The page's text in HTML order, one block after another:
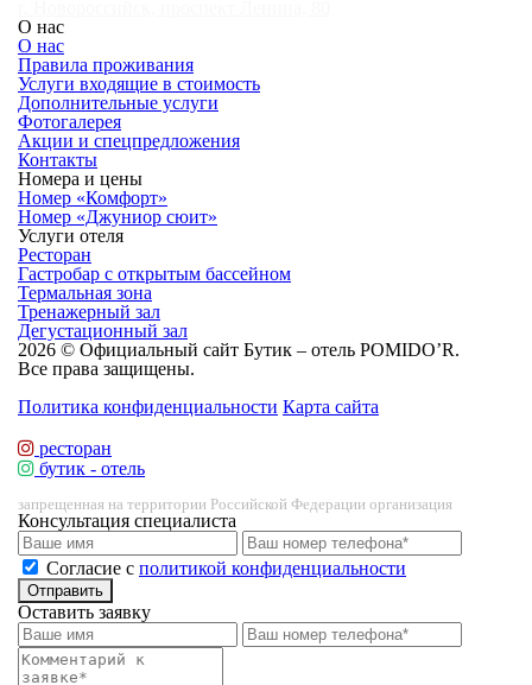
О нас
О нас
Правила проживания
Услуги входящие в стоимость
Дополнительные услуги
Фотогалерея
Акции и спецпредложения
Контакты
Номера и цены
Номер «Комфорт»
Номер «Джуниор сюит»
Услуги отеля
Ресторан
Гастробар с открытым бассейном
Термальная зона
Тренажерный зал
Дегустационный зал
2026 © Официальный сайт Бутик – отель POMIDO’R.
Все права защищены.
Политика конфиденциальности Карта сайта
ресторан
бутик - отель
запрещенная на территории Российской Федерации организация
Консультация специалиста
Cогласие с политикой конфиденциальности
Отправить
Оставить заявку